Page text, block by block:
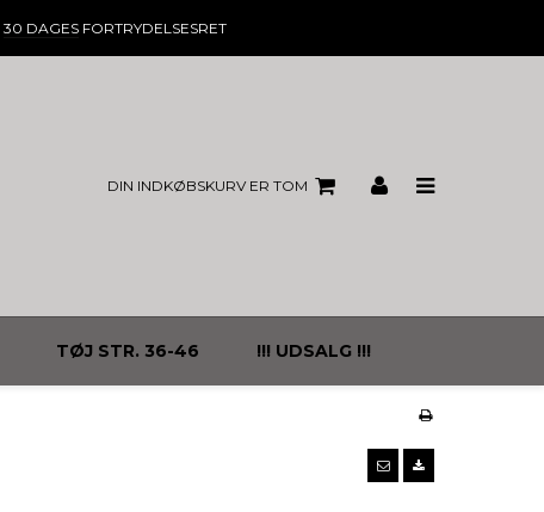
30 DAGESFORTRYDELSESRET
DIN INDKØBSKURV ER TOM
TØJ STR. 36-46 !!! UDSALG !!!